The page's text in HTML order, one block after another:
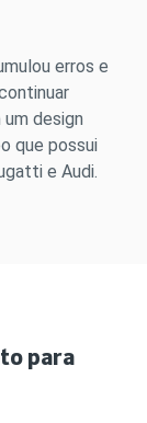
erros e
design
que possui
e Audi.
para